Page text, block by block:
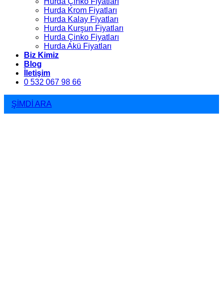
Hurda Krom Fiyatları
Hurda Kalay Fiyatları
Hurda Kurşun Fiyatları
Hurda Çinko Fiyatları
Hurda Akü Fiyatları
Biz Kimiz
Blog
İletişim
0 532 067 98 66
ŞİMDİ ARA